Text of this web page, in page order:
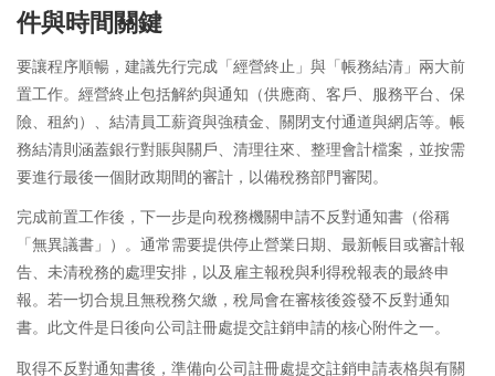
件與時間關鍵
要讓程序順暢，建議先行完成「經營終止」與「帳務結清」兩大前
置工作。經營終止包括解約與通知（供應商、客戶、服務平台、保
險、租約）、結清員工薪資與強積金、關閉支付通道與網店等。帳
務結清則涵蓋銀行對賬與關戶、清理往來、整理會計檔案，並按需
要進行最後一個財政期間的審計，以備稅務部門審閱。
完成前置工作後，下一步是向稅務機關申請不反對通知書（俗稱
「無異議書」）。通常需要提供停止營業日期、最新帳目或審計報
告、未清稅務的處理安排，以及雇主報稅與利得稅報表的最終申
報。若一切合規且無稅務欠繳，稅局會在審核後簽發不反對通知
書。此文件是日後向公司註冊處提交註銷申請的核心附件之一。
取得不反對通知書後，準備向公司註冊處提交註銷申請表格與有關